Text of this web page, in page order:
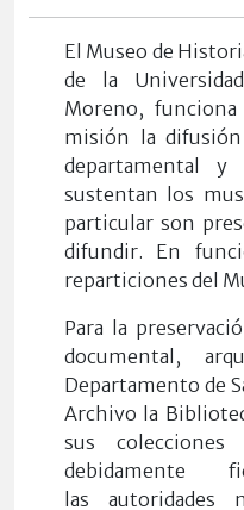
E l Museo de
de la
Moreno,
misión la difusión
departamental y
sustentan los
particular son
difundir. En
reparticiones del
Para l a preservaci
documental,
Departamento de
Archivo la
sus colecciones
debidamente
las autoridades